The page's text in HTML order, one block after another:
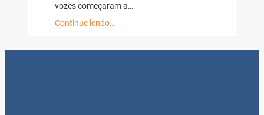
vozes começaram a…
Continue lendo…